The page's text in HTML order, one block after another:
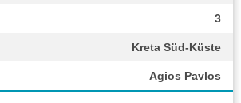
3
Kreta Süd-Küste
Agios Pavlos